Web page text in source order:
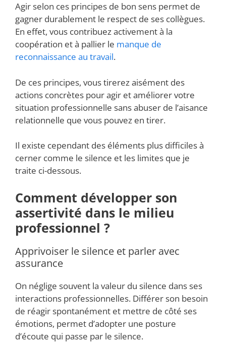
Agir selon ces principes de bon sens permet de
gagner durablement le respect de ses collègues.
En effet, vous contribuez activement à la
coopération et à pallier le manque de
reconnaissance au travail.
De ces principes, vous tirerez aisément des
actions concrètes pour agir et améliorer votre
situation professionnelle sans abuser de l’aisance
relationnelle que vous pouvez en tirer.
Il existe cependant des éléments plus difficiles à
cerner comme le silence et les limites que je
traite ci-dessous.
Comment développer son
assertivité dans le milieu
professionnel ?
Apprivoiser le silence et parler avec
assurance
On néglige souvent la valeur du silence dans ses
interactions professionnelles. Différer son besoin
de réagir spontanément et mettre de côté ses
émotions, permet d’adopter une posture
d’écoute qui passe par le silence.